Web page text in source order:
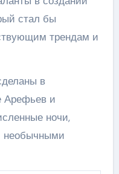
стал бы
трендам и
в
Арефьев и
ночи,
необычными